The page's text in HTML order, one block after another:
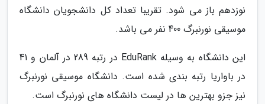
نوزدهم باز می شود. تقریبا تعداد کل دانشجویان دانشگاه
موسیقی نورنبرگ 400 نفر می باشد.
این دانشگاه به وسیله EduRank در رتبه 289 در آلمان و 41
در باواریا رتبه بندی شده است. دانشگاه موسیقی نورنبرگ
نیز جزو بهترین ها در لیست دانشگاه های نورنبرگ است.